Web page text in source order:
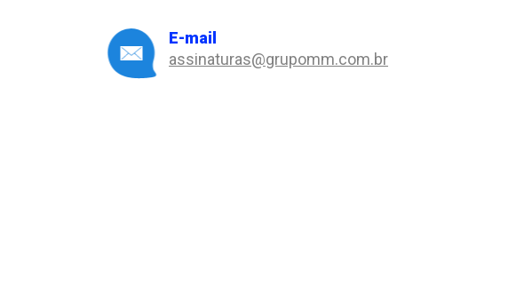
E-mail
assinaturas@grupomm.com.br